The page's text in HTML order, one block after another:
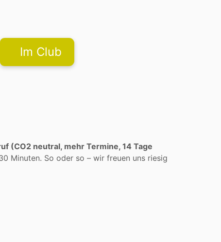
Im Club
(CO2 neutral, mehr Termine, 14 Tage
Minuten. So oder so – wir freuen uns riesig